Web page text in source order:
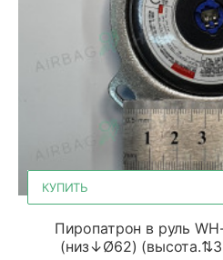
КУПИТЬ
Пиропатрон в руль
(низ↓Ø62)